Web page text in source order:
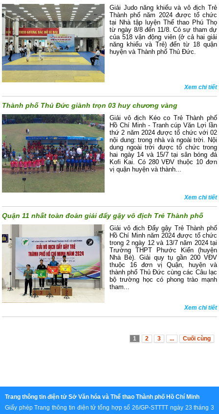
Giải Judo năng khiếu và vô địch Trẻ
Thành phố năm 2024 được tổ chức
tại Nhà tập luyện Thể thao Phú Thọ
từ ngày 8/8 đến 11/8. Có sự tham dự
của 518 vận động viên (ở cả hai giải
năng khiếu và Trẻ) đến từ 18 quận
huyện và Thành phố Thủ Đức.
Xem chi tiết
Thành phố Thủ Đức giành trọn 03 huy chương vàng
Giải vô địch Kéo co Trẻ Thành phố
Hồ Chí Minh - Tranh cúp Văn Lợi lần
thứ 2 năm 2024 được tổ chức với 02
nội dung: trong nhà và ngoài trời. Nội
dung ngoài trời được tổ chức trong
hai ngày 14 và 15/7 tại sân bóng đá
Kofi Kai. Có 280 VĐV thuộc 10 đơn
vị quận huyện và thành...
Xem chi tiết
Quận 11 nhất toàn đoàn giải đẩy gậy vô địch Trẻ Thành phố
Giải vô địch Đẩy gậy Trẻ Thành phố
Hồ Chí Minh năm 2024 được tổ chức
trong 2 ngày 12 và 13/7 năm 2024 tại
Trường THPT Phước Kiển (huyện
Nhà Bè). Giải quy tụ gần 200 VĐV
thuộc 16 đơn vị Quận, huyện và
thành phố Thủ Đức cùng các Câu lạc
bộ trường học có phong trào mạnh
tham...
Xem chi tiết
1 2 3 ... Cuối cùng
Trang thông tin điện tử Sở Văn hóa và Thể thao Thành phố Hồ Chí Minh
Giấy phép Trang thông tin điện tử tổng hợp số 26/GP-STTTT ngày 23 tháng 3